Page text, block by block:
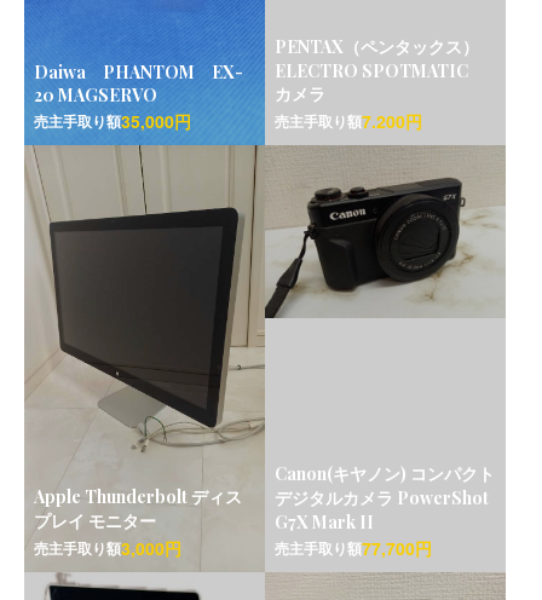
Daiwa PHANTOM EX-
20 MAGSERVO
売主手取り額35,000円
PENTAX（ペンタックス）
ELECTRO SPOTMATIC
カメラ
売主手取り額7.200円
Apple Thunderbolt ディス
プレイ モニター
売主手取り額3,000円
Canon(キヤノン) コンパクト
デジタルカメラ PowerShot
G7X Mark II
売主手取り額77,700円